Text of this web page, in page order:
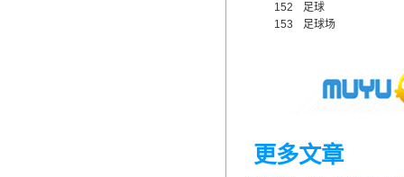
152
足球
153
足球场
更多文章